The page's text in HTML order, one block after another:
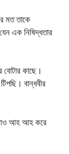
মত তাকে
এক নিষিদ্ধতার
কাছে।
বান্ধবীর
আহ আহ করে